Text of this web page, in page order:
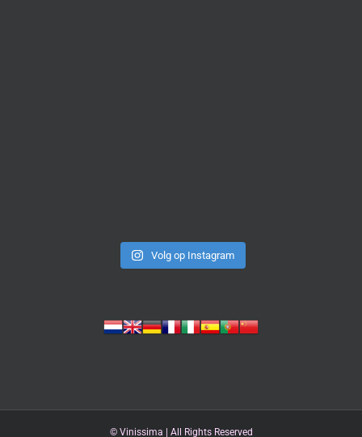
Volg op Instagram
© Vinissima | All Rights Reserved